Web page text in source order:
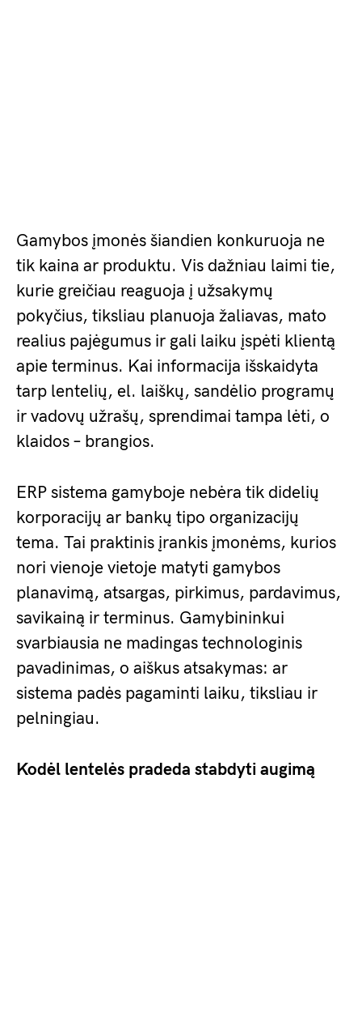
Gamybos įmonės šiandien konkuruoja ne
tik kaina ar produktu. Vis dažniau laimi tie,
kurie greičiau reaguoja į užsakymų
pokyčius, tiksliau planuoja žaliavas, mato
realius pajėgumus ir gali laiku įspėti klientą
apie terminus. Kai informacija išskaidyta
tarp lentelių, el. laiškų, sandėlio programų
ir vadovų užrašų, sprendimai tampa lėti, o
klaidos – brangios.
ERP sistema gamyboje nebėra tik didelių
korporacijų ar bankų tipo organizacijų
tema. Tai praktinis įrankis įmonėms, kurios
nori vienoje vietoje matyti gamybos
planavimą, atsargas, pirkimus, pardavimus,
savikainą ir terminus. Gamybininkui
svarbiausia ne madingas technologinis
pavadinimas, o aiškus atsakymas: ar
sistema padės pagaminti laiku, tiksliau ir
pelningiau.
Kodėl lentelės pradeda stabdyti augimą